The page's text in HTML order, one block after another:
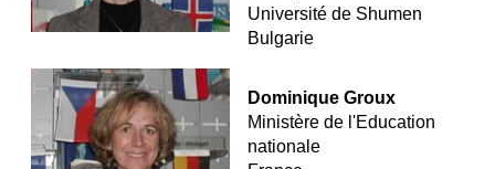
Université de Shumen
Bulgarie
Dominique Groux
Ministère de l'Education
nationale